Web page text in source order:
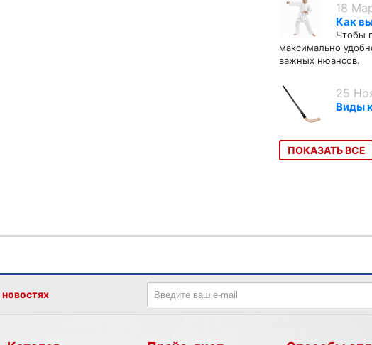
18
Как
Чтобы
максимально
важных нюансов.
25
Виды
ПОКАЗАТЬ ВСЕ